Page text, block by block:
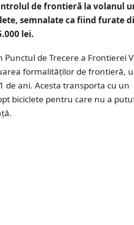
de frontieră la volanul
semnalate ca fiind furate
lei.
de Trecere a Frontierei
formalităților de frontieră,
de ani. Acesta transporta cu un
biciclete pentru care nu a